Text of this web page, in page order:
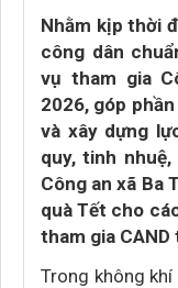
Nhằm kịp thời
công dân
vụ tham gia
2026, góp
và xây dựng
quy, tinh
Công an xã Ba
quà Tết cho
tham gia
Trong không khí